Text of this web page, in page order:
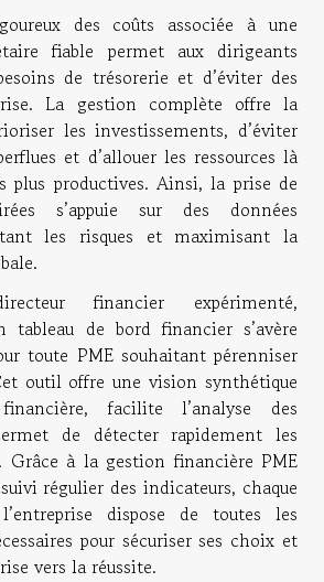
des coûts associée à une
fiable permet aux dirigeants
de trésorerie et d’éviter des
La gestion complète offre la
les investissements, d’éviter
et d’allouer les ressources là
plus productives. Ainsi, la prise de
s’appuie sur des données
les risques et maximisant la
financier expérimenté,
tableau de bord financier s’avère
toute PME souhaitant pérenniser
outil offre une vision synthétique
facilite l’analyse des
de détecter rapidement les
Grâce à la gestion financière PME
régulier des indicateurs, chaque
dispose de toutes les
pour sécuriser ses choix et
vers la réussite.